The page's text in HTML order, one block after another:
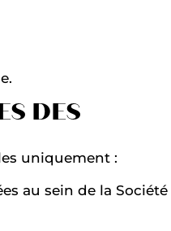
DES
uniquement :
au sein de la Société